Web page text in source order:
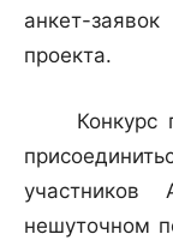
анкет-
проекта.
Конкурс
нешуточном